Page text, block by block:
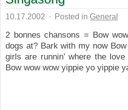
10.17.2002 · Posted in General
2 bonnes chansons = Bow
dogs at? Bark with my now
girls are runnin’ where the
Bow wow wow yippie yo yippie